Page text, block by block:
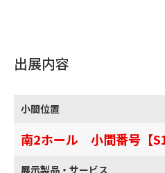
出展内容
小間位置
南2ホール 小間番号【
展示製品・サービス